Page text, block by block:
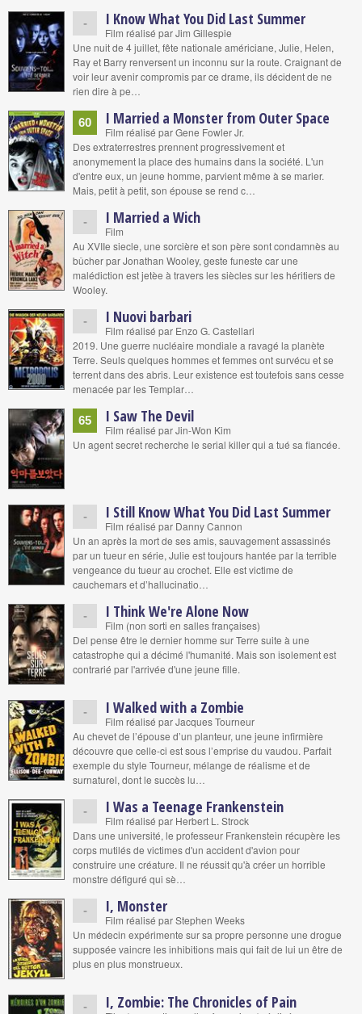
- I Know What You Did Last Summer
Film réalisé par Jim Gillespie
Une nuit de 4 juillet, fête nationale américiane, Julie, Helen,
Ray et Barry renversent un inconnu sur la route. Craignant de
voir leur avenir compromis par ce drame, ils décident de ne
rien dire à pe…
60 I Married a Monster from Outer Space
Film réalisé par Gene Fowler Jr.
Des extraterrestres prennent progressivement et
anonymement la place des humains dans la société. L'un
d'entre eux, un jeune homme, parvient même à se marier.
Mais, petit à petit, son épouse se rend c…
- I Married a Wich
Film
Au XVIIe siecle, une sorcière et son père sont condamnès au
bûcher par Jonathan Wooley, geste funeste car une
malédiction est jetèe à travers les siècles sur les héritiers de
Wooley.
- I Nuovi barbari
Film réalisé par Enzo G. Castellari
2019. Une guerre nucléaire mondiale a ravagé la planète
Terre. Seuls quelques hommes et femmes ont survécu et se
terrent dans des abris. Leur existence est toutefois sans cesse
menacée par les Templar…
65 I Saw The Devil
Film réalisé par Jin-Won Kim
Un agent secret recherche le serial killer qui a tué sa fiancée.
- I Still Know What You Did Last Summer
Film réalisé par Danny Cannon
Un an après la mort de ses amis, sauvagement assassinés
par un tueur en série, Julie est toujours hantée par la terrible
vengeance du tueur au crochet. Elle est victime de
cauchemars et d’hallucinatio…
- I Think We're Alone Now
Film (non sorti en salles françaises)
Del pense être le dernier homme sur Terre suite à une
catastrophe qui a décimé l'humanité. Mais son isolement est
contrarié par l'arrivée d'une jeune fille.
- I Walked with a Zombie
Film réalisé par Jacques Tourneur
Au chevet de l’épouse d’un planteur, une jeune infirmière
découvre que celle-ci est sous l’emprise du vaudou. Parfait
exemple du style Tourneur, mélange de réalisme et de
surnaturel, dont le succès lu…
- I Was a Teenage Frankenstein
Film réalisé par Herbert L. Strock
Dans une université, le professeur Frankenstein récupère les
corps mutilés de victimes d'un accident d'avion pour
construire une créature. Il ne réussit qu'à créer un horrible
monstre défiguré qui sè…
- I, Monster
Film réalisé par Stephen Weeks
Un médecin expérimente sur sa propre personne une drogue
supposée vaincre les inhibitions mais qui fait de lui un être de
plus en plus monstrueux.
- I, Zombie: The Chronicles of Pain